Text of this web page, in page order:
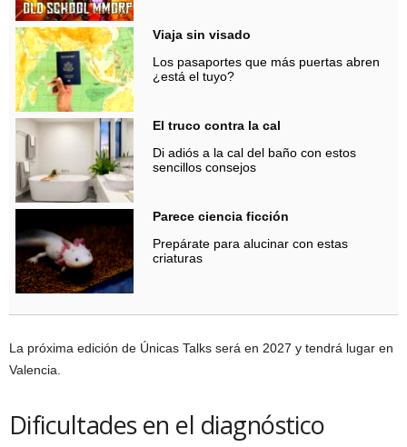
Viaja sin visado
Los pasaportes que más puertas abren
¿está el tuyo?
El truco contra la cal
Di adiós a la cal del baño con estos
sencillos consejos
Parece ciencia ficción
Prepárate para alucinar con estas
criaturas
La próxima edición de Únicas Talks será en 2027 y tendrá lugar en
Valencia.
Dificultades en el diagnóstico